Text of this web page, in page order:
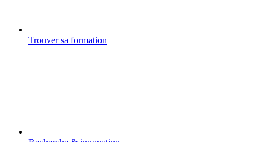
Trouver sa formation